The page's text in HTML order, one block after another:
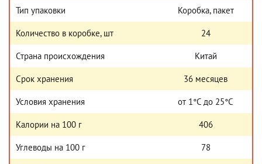
Тип упаковки Коробка, пакет
Количество в коробке, шт 24
Страна происхождения Китай
Срок хранения 36 месяцев
Условия хранения от 1°С до 25°С
Калории на 100 г 406
Углеводы на 100 г 78